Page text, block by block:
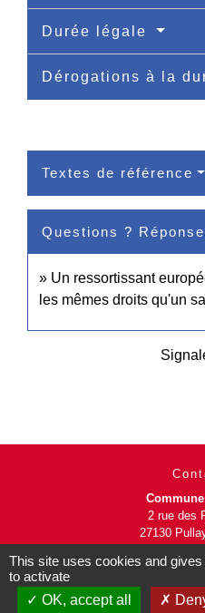
Durée légale
Dérogations à la
Textes de référence
Questions ?
Un ressortissant
les mêmes droits qu'un
2 rue des
27130
Site
This site uses cookies and
to activate
OK, accept all